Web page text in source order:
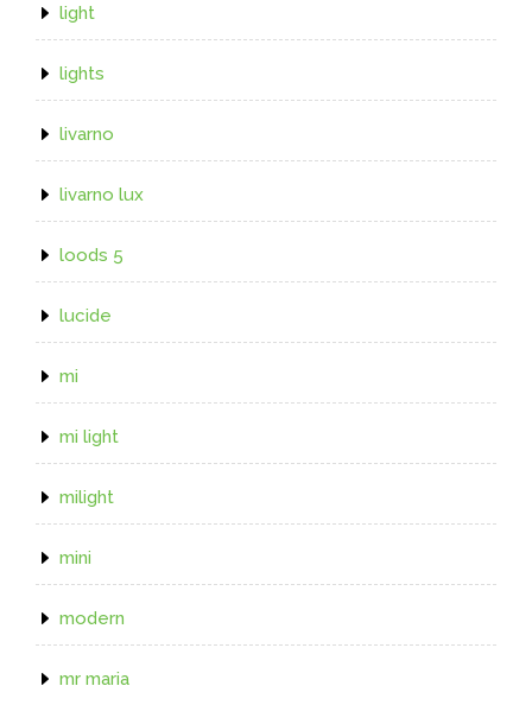
light
lights
livarno
livarno lux
loods 5
lucide
mi
mi light
milight
mini
modern
mr maria